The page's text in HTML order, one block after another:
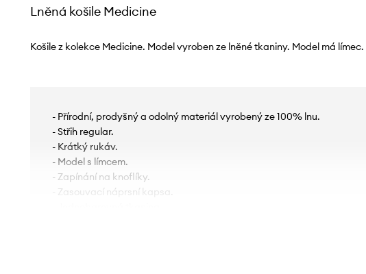
Lněná košile Medicine
Košile z kolekce Medicine. Model vyroben ze lněné tkaniny. Model má límec.
- Přírodní, prodyšný a odolný materiál vyrobený ze 100% lnu.
- Střih regular.
- Krátký rukáv.
- Model s límcem.
- Zapínání na knoflíky.
- Zasouvací náprsní kapsa.